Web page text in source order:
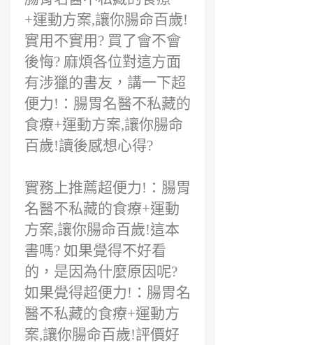
+運動方案,讓你腸命百歲!
實用不實用? 買了會不會
後悔? 麻煩各位對這方面
有涉獵的書友，講一下超
便力!：腸胃名醫不私藏的
食療+運動方案,讓你腸命
百歲!讀後感想心得?
實務上推薦超便力!：腸胃
名醫不私藏的食療+運動
方案,讓你腸命百歲!這本
書嗎? 如果覺得不好看
的，是因為什麼原因呢?
如果覺得超便力!：腸胃名
醫不私藏的食療+運動方
案,讓你腸命百歲!評價好